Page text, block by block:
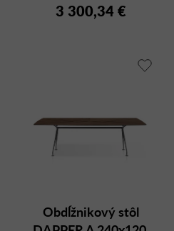
3 300,34 €
Obdĺžnikový stôl